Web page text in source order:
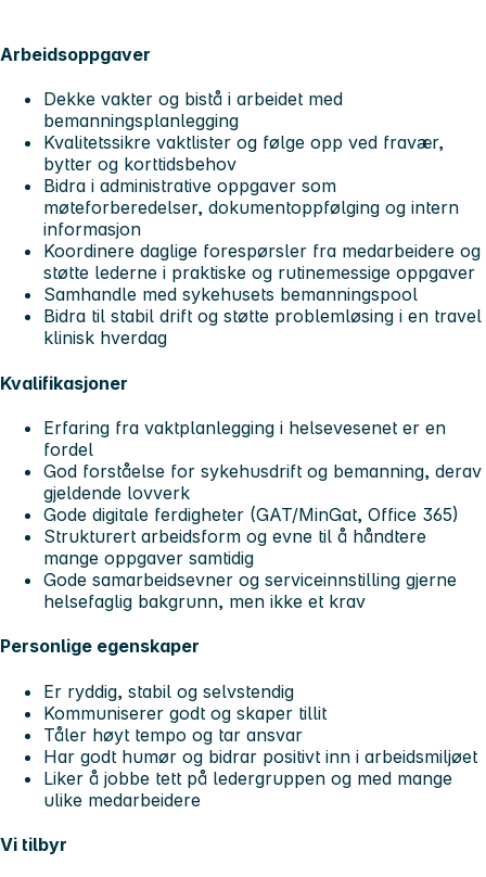
Arbeidsoppgaver
Dekke vakter og bistå i arbeidet med
bemanningsplanlegging
Kvalitetssikre vaktlister og følge opp ved fravær,
bytter og korttidsbehov
Bidra i administrative oppgaver som
møteforberedelser, dokumentoppfølging og intern
informasjon
Koordinere daglige forespørsler fra medarbeidere og
støtte lederne i praktiske og rutinemessige oppgaver
Samhandle med sykehusets bemanningspool
Bidra til stabil drift og støtte problemløsing i en travel
klinisk hverdag
Kvalifikasjoner
Erfaring fra vaktplanlegging i helsevesenet er en
fordel
God forståelse for sykehusdrift og bemanning, derav
gjeldende lovverk
Gode digitale ferdigheter (GAT/MinGat, Office 365)
Strukturert arbeidsform og evne til å håndtere
mange oppgaver samtidig
Gode samarbeidsevner og serviceinnstilling gjerne
helsefaglig bakgrunn, men ikke et krav
Personlige egenskaper
Er ryddig, stabil og selvstendig
Kommuniserer godt og skaper tillit
Tåler høyt tempo og tar ansvar
Har godt humør og bidrar positivt inn i arbeidsmiljøet
Liker å jobbe tett på ledergruppen og med mange
ulike medarbeidere
Vi tilbyr